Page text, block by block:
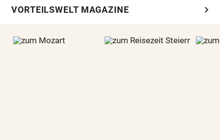
VORTEILSWELT MAGAZINE chevron_right